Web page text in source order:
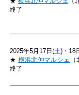
終了
2025年5月17日(土)・18
★ 横浜北仲マルシェ
終了